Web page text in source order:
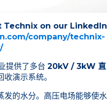
on our LinkedIn
company/technix-
提供了多台 20kV / 3kW 直
演示系统。
发的水分。高压电场能够使水